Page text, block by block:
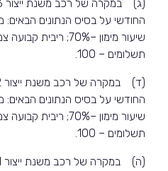
החודשי על בסיס הנתונים
תשלומים – 100.
החודשי על בסיס הנתונים
תשלומים – 100.